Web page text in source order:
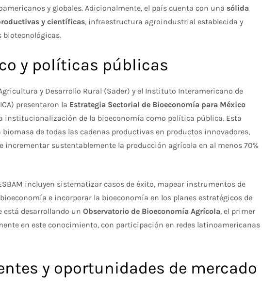
y globales. Adicionalmente, el país cuenta con una sólida
y científicas, infraestructura agroindustrial establecida y
biotecnológicas.​
y políticas públicas
y Desarrollo Rural (Sader) y el Instituto Interamericano de
presentaron la Estrategia Sectorial de Bioeconomía para México
institucionalización de la bioeconomía como política pública. Esta
de todas las cadenas productivas en productos innovadores,
incrementar sustentablemente la producción agrícola en al menos 70%
incluyen sistematizar casos de éxito, mapear instrumentos de
e incorporar la bioeconomía en los planes estratégicos de
está desarrollando unObservatorio de Bioeconomía Agrícola, el primer
en este conocimiento, con participación en redes latinoamericanas
y oportunidades de mercado